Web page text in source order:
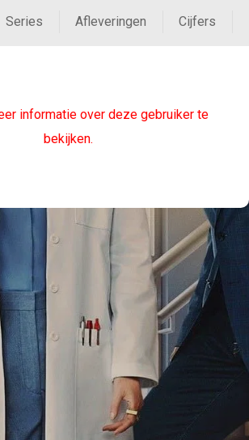
Series Afleveringen Cijfers
informatie over deze gebruiker te
bekijken.